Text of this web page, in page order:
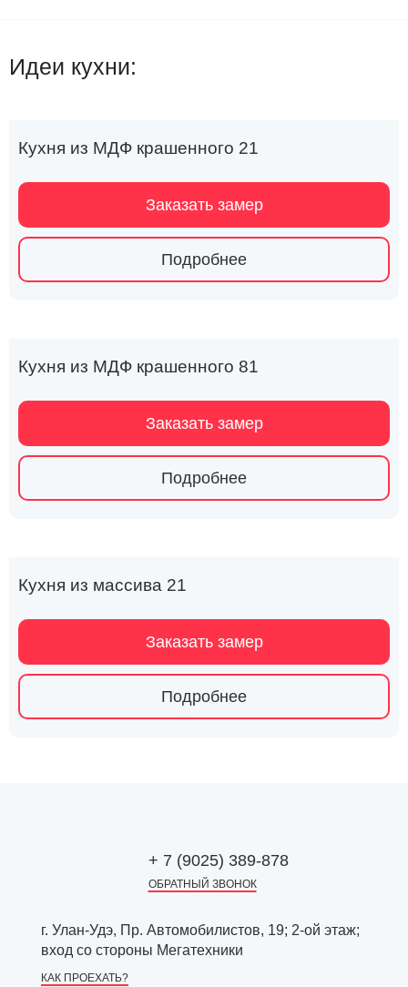
Идеи кухни:
Кухня из МДФ крашенного 21
Заказать замер
Подробнее
Кухня из МДФ крашенного 81
Заказать замер
Подробнее
Кухня из массива 21
Заказать замер
Подробнее
+ 7 (9025) 389-878
ОБРАТНЫЙ ЗВОНОК
г. Улан-Удэ, Пр. Автомобилистов, 19; 2-ой этаж;
вход со стороны Мегатехники
КАК ПРОЕХАТЬ?